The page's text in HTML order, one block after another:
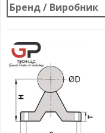
Бренд / Виробник